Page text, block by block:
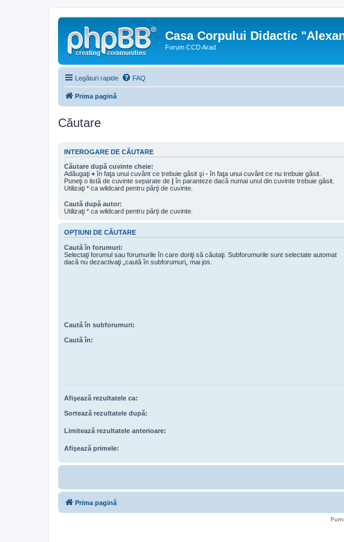
Casa Corpului Didactic
Forum CCD Arad
Legături rapide FAQ
Prima pagină
Căutare
INTEROGARE DE CĂUTARE
Căutare după cuvinte cheie:
Adăugaţi + în faţa unui cuvânt ce trebuie găsit şi - în faţa unui cuvânt ce nu trebuie găsit.
Puneţi o listă de cuvinte separate de | în paranteze dacă numai unul din cuvinte trebuie găsit.
Utilizaţi * ca wildcard pentru părţi de cuvinte.
Caută după autor:
Utilizaţi * ca wildcard pentru părţi de cuvinte.
OPŢIUNI DE CĂUTARE
Caută în forumuri:
Selectaţi forumul sau forumurile în care doriţi să căutaţi. Subforumurile sunt selectate automat
dacă nu dezactivaţi „caută în subforumuri„ mai jos.
Caută în subforumuri:
Caută în:
Afişează rezultatele ca:
Sortează rezultatele după:
Limitează rezultatele anterioare:
Afişează primele:
Prima pagină